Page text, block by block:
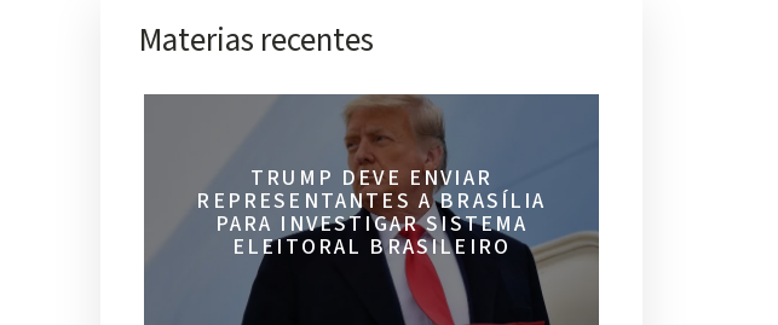
Materias recentes
TRUMP DEVE ENVIAR
REPRESENTANTES A BRASÍLIA
PARA INVESTIGAR SISTEMA
ELEITORAL BRASILEIRO